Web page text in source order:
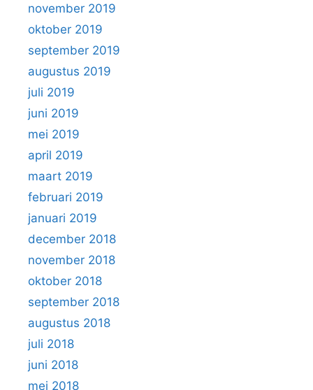
november 2019
oktober 2019
september 2019
augustus 2019
juli 2019
juni 2019
mei 2019
april 2019
maart 2019
februari 2019
januari 2019
december 2018
november 2018
oktober 2018
september 2018
augustus 2018
juli 2018
juni 2018
mei 2018